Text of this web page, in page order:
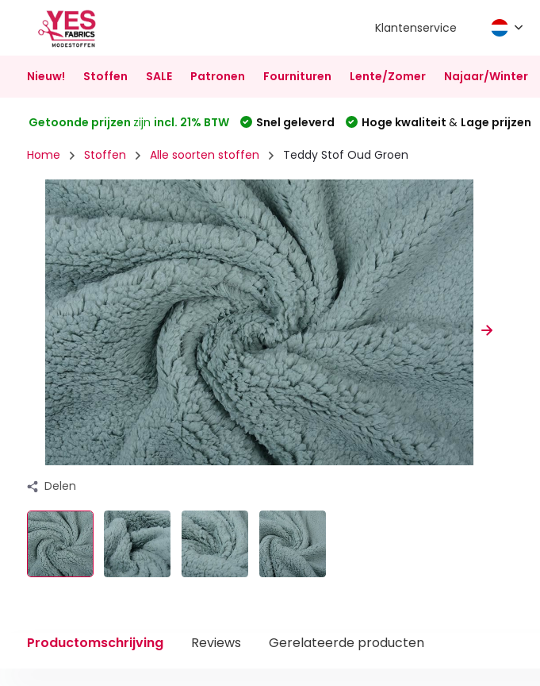
Klantenservice
Nieuw! Stoffen SALE Patronen Fournituren Lente/Zomer Najaar/Winter
Getoonde prijzen zijn incl. 21% BTW Snel geleverd Hoge kwaliteit & Lage prijzen
Home Stoffen Alle soorten stoffen Teddy Stof Oud Groen
Delen
Productomschrijving Reviews Gerelateerde producten